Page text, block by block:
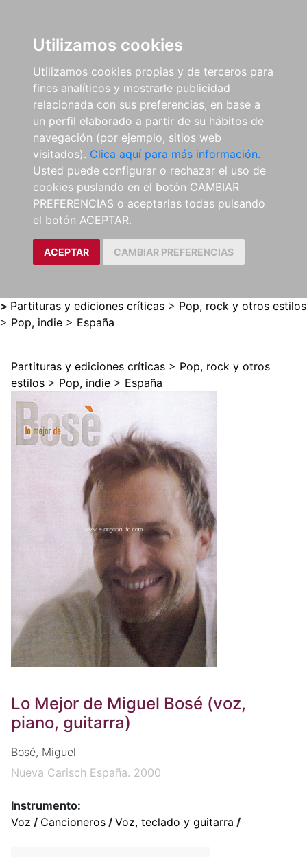
Utilizamos cookies
Utilizamos cookies propias y de terceros para
fines analíticos y mostrarle publicidad
relacionada con sus preferencias, en base a
un perfil elaborado a partir de su hábitos de
navegación (por ejemplo, sitios web
visitados). Clica aquí para más información.
Usted puede configurar o rechazar el uso de
cookies puslando en el botón CAMBIAR
PREFERENCIAS o aceptarlas todas pulsando
el botón ACEPTAR.
ACEPTAR CAMBIAR PREFERENCIAS
> Partituras y ediciones críticas > Pop, rock y otros estilos
> Pop, indie > España
Partituras y ediciones críticas > Pop, rock y otros
estilos > Pop, indie > España
Lo Mejor de Miguel Bosé (voz,
piano, guitarra)
Bosé, Miguel
Nueva Carisch España. 2000
Instrumento:
Voz / Cancioneros / Voz, teclado y guitarra /